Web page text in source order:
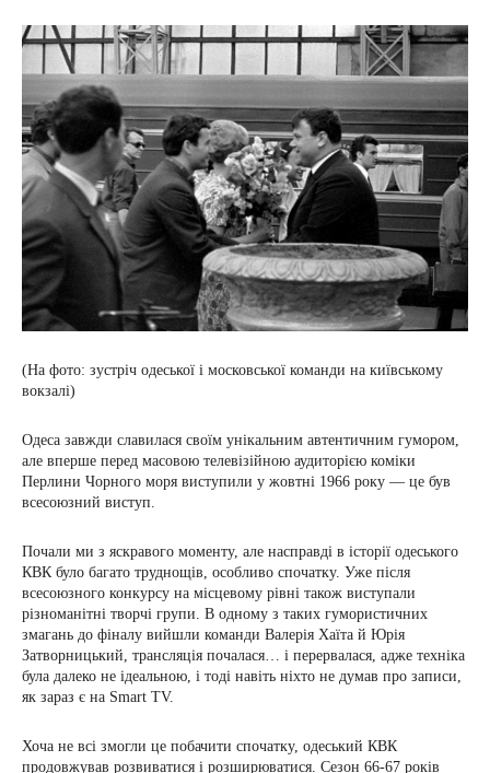
(На фото: зустріч одеської і московської команди на київському
вокзалі)
Одеса завжди славилася своїм унікальним автентичним гумором,
але вперше перед масовою телевізійною аудиторією коміки
Перлини Чорного моря виступили у жовтні 1966 року — це був
всесоюзний виступ.
Почали ми з яскравого моменту, але насправді в історії одеського
КВК було багато труднощів, особливо спочатку. Уже після
всесоюзного конкурсу на місцевому рівні також виступали
різноманітні творчі групи. В одному з таких гумористичних
змагань до фіналу вийшли команди Валерія Хаїта й Юрія
Затворницький, трансляція почалася… і перервалася, адже техніка
була далеко не ідеальною, і тоді навіть ніхто не думав про записи,
як зараз є на Smart TV.
Хоча не всі змогли це побачити спочатку, одеський КВК
продовжував розвиватися і розширюватися. Сезон 66-67 років